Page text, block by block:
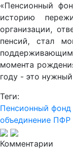
«Пенсионный
историю
организации,
пенсий, стал
момента
году - это
Теги:
Пенсионный фонд
объединение
Комментарии